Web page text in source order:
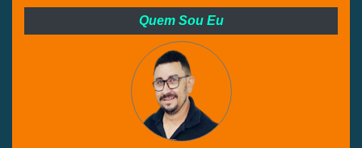
Quem Sou Eu